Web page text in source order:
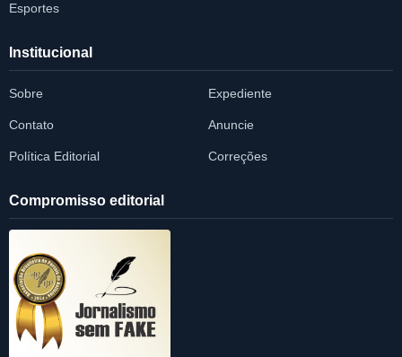
Esportes
Institucional
Sobre Expediente
Contato Anuncie
Política Editorial Correções
Compromisso editorial